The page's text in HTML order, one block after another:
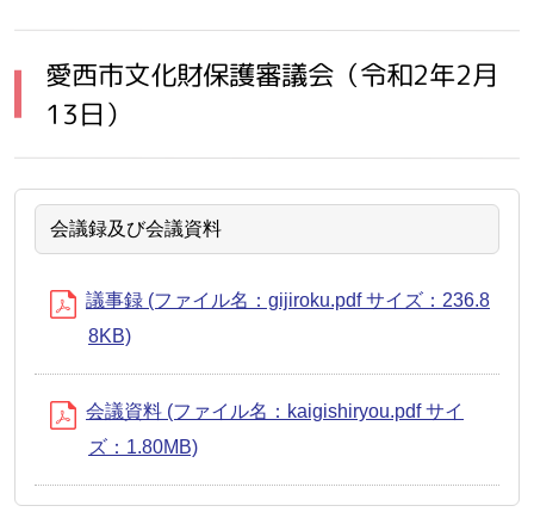
愛西市文化財保護審議会（令和2年2月
13日）
会議録及び会議資料
議事録 (ファイル名：gijiroku.pdf サイズ：236.8
8KB)
会議資料 (ファイル名：kaigishiryou.pdf サイ
ズ：1.80MB)